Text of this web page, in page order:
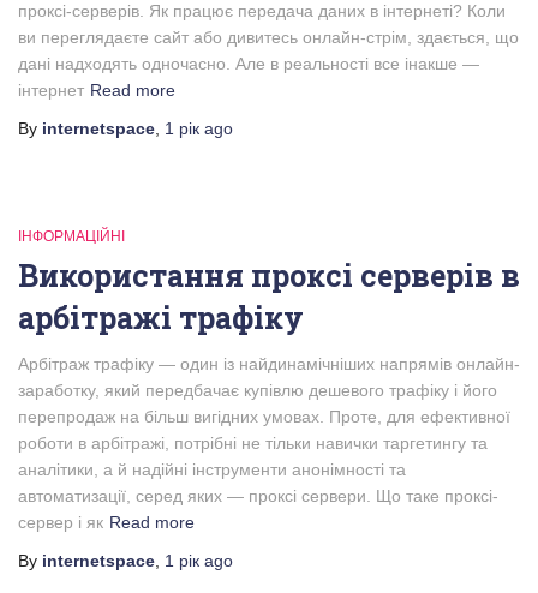
проксі-серверів. Як працює передача даних в інтернеті? Коли
ви переглядаєте сайт або дивитесь онлайн-стрім, здається, що
дані надходять одночасно. Але в реальності все інакше —
інтернет Read more
By internetspace 1 рік ago
ІНФОРМАЦІЙНІ
Використання проксі серверів в
арбітражі трафіку
Арбітраж трафіку — один із найдинамічніших напрямів онлайн-
заработку, який передбачає купівлю дешевого трафіку і його
перепродаж на більш вигідних умовах. Проте, для ефективної
роботи в арбітражі, потрібні не тільки навички таргетингу та
аналітики, а й надійні інструменти анонімності та
автоматизації, серед яких — проксі сервери. Що таке проксі-
сервер і як Read more
By internetspace 1 рік ago